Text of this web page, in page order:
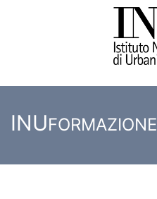
INUFORMAZIONE